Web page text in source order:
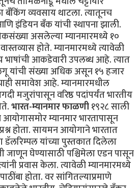
व्यवसाय थाटला. त्यातूनच
इंडियन बँक यांची स्थापना झाली.
असलेल्या म्यानमारमध्ये १०
होते. म्यानमारमध्ये त्यावेळी
भाषांची आकडेवारी उपलब्ध आहे. त्यात
यांची संख्या अधिक असून १५ हजार
समावेश आहे. म्यानमारमधील
मजुरांपासून वरिष्ठ पदांपर्यंत भारतीय
भारत-म्यानमार फाळणी१९२८ साली
म्यानमार भारतापासून
होता. सायमन आयोगाने भारतात
डॅलरिम्पल यांच्या पुस्तकात दिलेला
जाणून घेण्यासाठी पश्चिमेला एडन पासून
प्रवास केला. त्यावेळी म्यानमारमध्ये
होता. वर सांगितल्याप्रमाणे